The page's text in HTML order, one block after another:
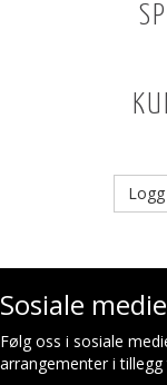
Sosiale
Følg oss i sosiale
arrangementer i